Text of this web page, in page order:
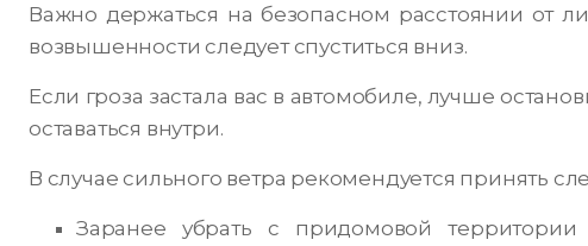
Важно держаться на безопасном расстоянии от
возвышенности следует спуститься вниз.
Если гроза застала вас в автомобиле, лучше
оставаться внутри.
В случае сильного ветра рекомендуется принять
Заранее убрать с придомовой